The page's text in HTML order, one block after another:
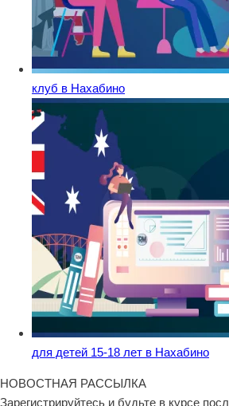
клуб в Нахабино
для детей 15-18 лет в Нахабино
НОВОСТНАЯ РАССЫЛКА
Зарегистрируйтесь и будьте в курсе